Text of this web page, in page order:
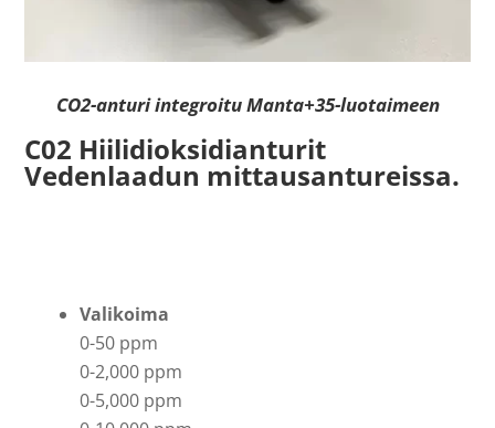
CO2-anturi integroitu Manta+35-luotaimeen
C02 Hiilidioksidianturit
Vedenlaadun mittausantureissa.
Valikoima
0-50 ppm
0-2,000 ppm
0-5,000 ppm